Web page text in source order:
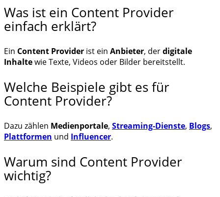
Was ist ein Content Provider
einfach erklärt?
Ein Content Provider ist ein Anbieter, derdigitale
Inhaltewie Texte, Videos oder Bilder bereitstellt.
Welche Beispiele gibt es für
Content Provider?
Dazu zählen Medienportale, Streaming-Dienste, Blogs,
Plattformen und Influencer.
Warum sind Content Provider
wichtig?